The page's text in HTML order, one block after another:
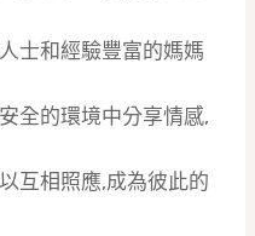
士和經驗豐富的媽媽
全的環境中分享情感,
互相照應,成為彼此的